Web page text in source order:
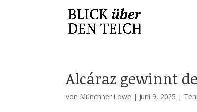
Alcáraz gewinnt
von Münchner Löwe | Juni 9, 2025 |